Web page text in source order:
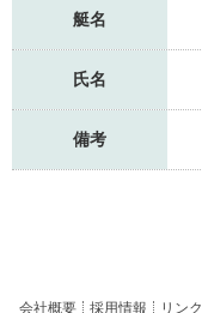
艇名
氏名
備考
会社概要 採用情報 リンク